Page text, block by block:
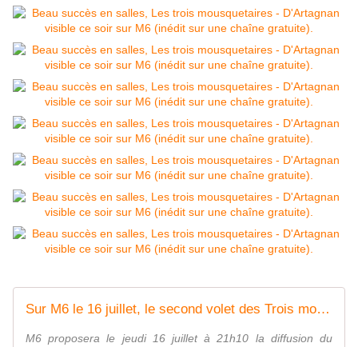
Sur M6 le 16 juillet, le second volet des Trois mousquetaires : Milady (inédit sur une chaîne gratuite). - LeBlogTVNews
M6 proposera le jeudi 16 juillet à 21h10 la diffusion du